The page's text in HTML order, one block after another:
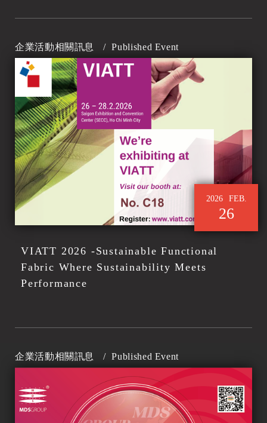
企業活動相關訊息 / Published Event
2026 FEB.
26
VIATT 2026 -Sustainable Functional
Fabric Where Sustainability Meets
Performance
企業活動相關訊息 / Published Event